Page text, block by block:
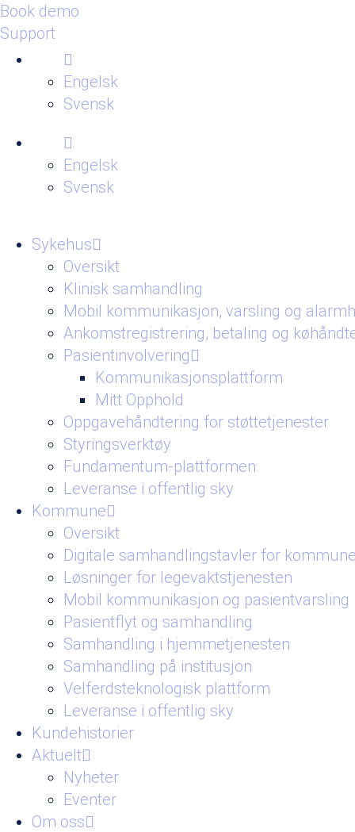
Book demo
Support
Engelsk
Svensk
Engelsk
Svensk
Sykehus
Oversikt
Klinisk samhandling
Mobil kommunikasjon, varsling og
Ankomstregistrering, betaling og
Pasientinvolvering
Kommunikasjonsplattform
Mitt Opphold
Oppgavehåndtering for støttetjenester
Styringsverktøy
Fundamentum-plattformen
Leveranse i offentlig sky
Kommune
Oversikt
Digitale samhandlingstavler for
Løsninger for legevaktstjenesten
Mobil kommunikasjon og pasientvarsling
Pasientflyt og samhandling
Samhandling i hjemmetjenesten
Samhandling på institusjon
Velferdsteknologisk plattform
Leveranse i offentlig sky
Kundehistorier
Aktuelt
Nyheter
Eventer
Om oss